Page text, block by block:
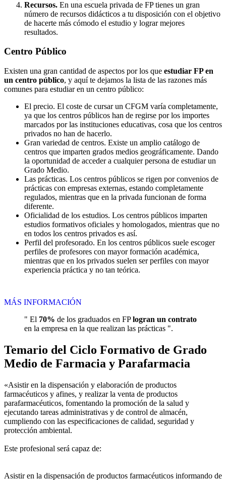
Recursos. En una escuela privada de FP tienes un gran
número de recursos didácticos a tu disposición con el objetivo
de hacerte más cómodo el estudio y lograr mejores
resultados.
Centro Público
Existen una gran cantidad de aspectos por los que estudiar FP en
un centro público, y aquí te dejamos la lista de las razones más
comunes para estudiar en un centro público:
El precio. El coste de cursar un CFGM varía completamente,
ya que los centros públicos han de regirse por los importes
marcados por las instituciones educativas, cosa que los centros
privados no han de hacerlo.
Gran variedad de centros. Existe un amplio catálogo de
centros que imparten grados medios geográficamente. Dando
la oportunidad de acceder a cualquier persona de estudiar un
Grado Medio.
Las prácticas. Los centros públicos se rigen por convenios de
prácticas con empresas externas, estando completamente
regulados, mientras que en la privada funcionan de forma
diferente.
Oficialidad de los estudios. Los centros públicos imparten
estudios formativos oficiales y homologados, mientras que no
en todos los centros privados es así.
Perfil del profesorado. En los centros públicos suele escoger
perfiles de profesores con mayor formación académica,
mientras que en los privados suelen ser perfiles con mayor
experiencia práctica y no tan teórica.
MÁS INFORMACIÓN
" El 70% de los graduados en FPlogran un contrato
en la empresa en la que realizan las prácticas ".
Temario del Ciclo Formativo de Grado
Medio de Farmacia y Parafarmacia
«Asistir en la dispensación y elaboración de productos
farmacéuticos y afines, y realizar la venta de productos
parafarmacéuticos, fomentando la promoción de la salud y
ejecutando tareas administrativas y de control de almacén,
cumpliendo con las especificaciones de calidad, seguridad y
protección ambiental.
Este profesional será capaz de:
Asistir en la dispensación de productos farmacéuticos informando de